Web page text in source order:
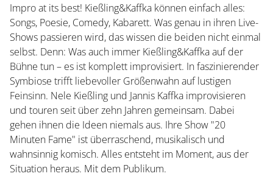
Startseite
Impro at its best! Kießling&Kaffka können einfach alles:
Songs, Poesie, Comedy, Kabarett. Was genau in ihren Live-
Shows passieren wird, das wissen die beiden nicht einmal
selbst. Denn: Was auch immer Kießling&Kaffka auf der
Bühne tun – es ist komplett improvisiert. In faszinierender
Symbiose trifft liebevoller Größenwahn auf lustigen
Feinsinn. Nele Kießling und Jannis Kaffka improvisieren
und touren seit über zehn Jahren gemeinsam. Dabei
gehen ihnen die Ideen niemals aus. Ihre Show "20
Minuten Fame" ist überraschend, musikalisch und
wahnsinnig komisch. Alles entsteht im Moment, aus der
Situation heraus. Mit dem Publikum.